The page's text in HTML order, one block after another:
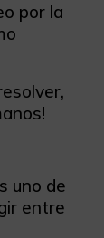
por la
uno de
entre